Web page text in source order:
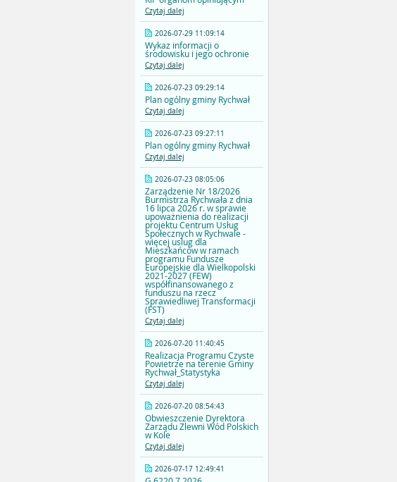
Czytaj dalej
2026-07-29 11:09:14
Wykaz informacji o
środowisku i jego ochronie
Czytaj dalej
2026-07-23 09:29:14
Plan ogólny gminy Rychwał
Czytaj dalej
2026-07-23 09:27:11
Plan ogólny gminy Rychwał
Czytaj dalej
2026-07-23 08:05:06
Zarządzenie Nr 18/2026
Burmistrza Rychwała z dnia
16 lipca 2026 r. w sprawie
upoważnienia do realizacji
projektu Centrum Usług
Społecznych w Rychwale -
więcej uslug dla
Mieszkańców w ramach
programu Fundusze
Europejskie dla Wielkopolski
2021-2027 (FEW)
współfinansowanego z
funduszu na rzecz
Sprawiedliwej Transformacji
(FST)
Czytaj dalej
2026-07-20 11:40:45
Realizacja Programu Czyste
Powietrze na terenie Gminy
Rychwał_Statystyka
Czytaj dalej
2026-07-20 08:54:43
Obwieszczenie Dyrektora
Zarządu Zlewni Wód Polskich
w Kole
Czytaj dalej
2026-07-17 12:49:41